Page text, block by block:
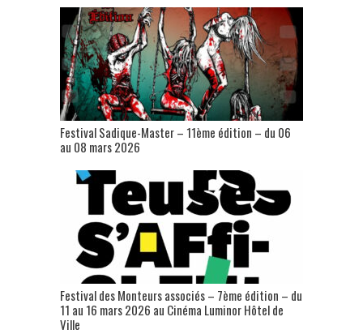
Festival Sadique-Master – 11ème édition – du 06
au 08 mars 2026
Festival des Monteurs associés – 7ème édition – du
11 au 16 mars 2026 au Cinéma Luminor Hôtel de
Ville